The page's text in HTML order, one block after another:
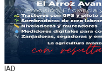
IAD